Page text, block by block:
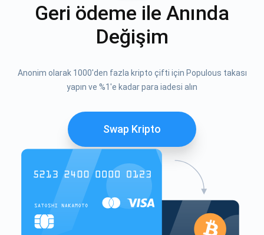
Geri ödeme ile Anında
Değişim
Anonim olarak 1000'den fazla kripto çifti için Populous takası
yapın ve %1'e kadar para iadesi alın
Swap Kripto